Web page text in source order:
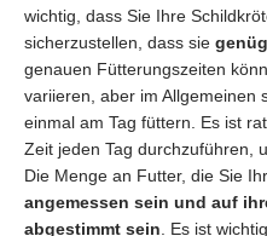
wichtig, dass Sie Ihre
sicherzustellen, dass sie
genauen Fütterungszeiten
variieren, aber im Allgemeinen
einmal am Tag füttern. Es ist
Zeit jeden Tag durchzuführen,
Die Menge an Futter, die Sie
angemessen sein und auf
abgestimmt sein . Es ist